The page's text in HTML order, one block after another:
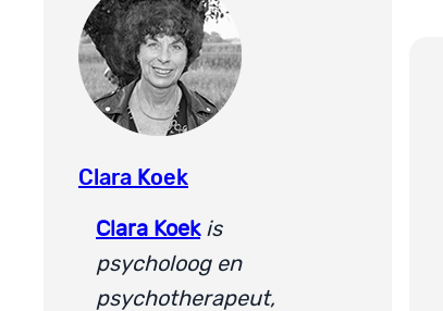
Clara Koek
Clara Koek is
psycholoog en
psychotherapeut,